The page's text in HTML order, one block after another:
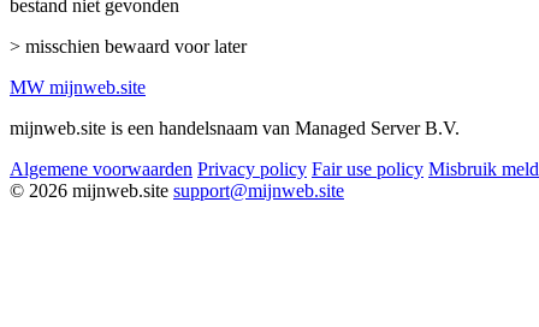
bestand niet gevonden
> misschien bewaard voor later
MW mijnweb.site
mijnweb.site is een handelsnaam van Managed Server B.V.
Algemene voorwaarden Privacy policy Fair use policy Misbruik
© 2026 mijnweb.site support@mijnweb.site